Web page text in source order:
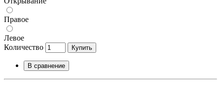
Правое
Левое
Количество
Купить
В сравнение